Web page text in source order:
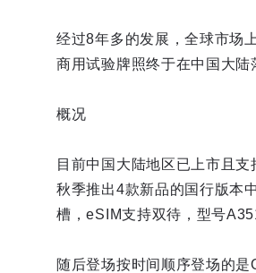
经过8年多的发展，全球市场
商用试验牌照终于在中国大陆
概况
目前中国大陆地区已上市且
秋季推出4款新品的国行版本
槽，eSIM支持双待，型号
随后登场按时间顺序登场的